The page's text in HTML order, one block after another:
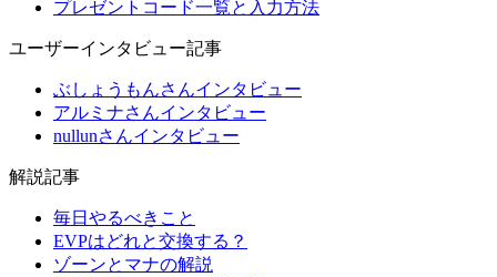
プレゼントコード一覧と入力方法
ユーザーインタビュー記事
ぶしょうもんさんインタビュー
アルミナさんインタビュー
nullunさんインタビュー
解説記事
毎日やるべきこと
EVPはどれと交換する？
ゾーンとマナの解説